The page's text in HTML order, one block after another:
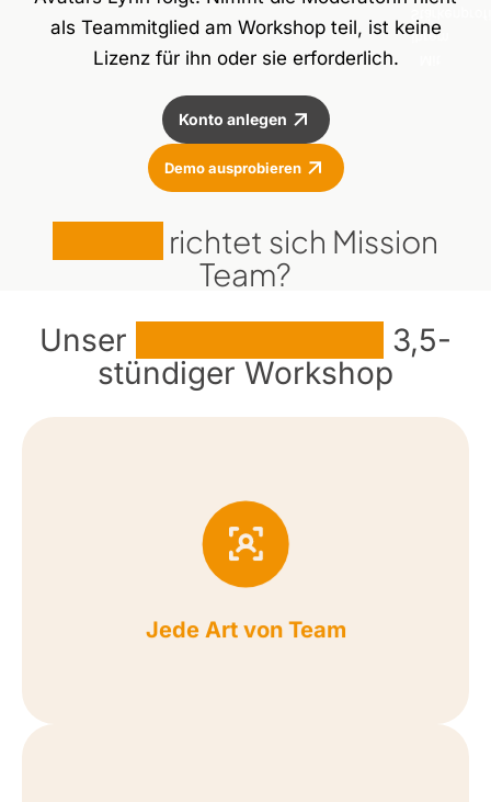
ihrem
als Teammitglied am Workshop teil, ist keine
Lizenz für ihn oder sie erforderlich.
Konto anlegen
Demo ausprobieren
richtet sich Mission
Team?
Unser
3,5-
stündiger Workshop
Jede Art von Team
Egal, in welcher Branche Ihr Team tätig ist, egal
ob klein oder gross, Start-up oder Konzern –
unser Workshop passt zu jedem Team!